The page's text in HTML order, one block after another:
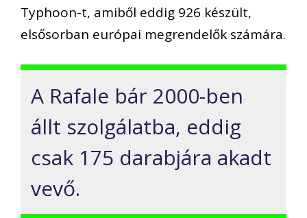
Typhoon-t, amiből eddig 926 készült,
elsősorban európai megrendelők számára.
A Rafale bár 2000-ben
állt szolgálatba, eddig
csak 175 darabjára akadt
vevő.